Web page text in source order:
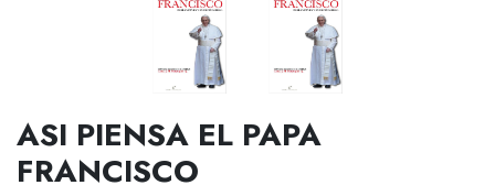
ASI PIENSA EL PAPA
FRANCISCO